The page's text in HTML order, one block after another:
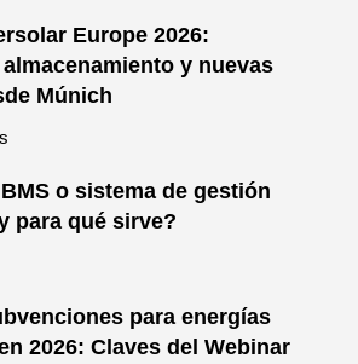
Europe 2026:
y nuevas
Múnich
o sistema de gestión
para qué sirve?
para energías
2026: Claves del Webinar